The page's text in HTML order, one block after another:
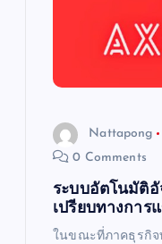
Nattapong
0 Comments
ระบบอัตโนมัติ
เปรียบทางการ
ในขณะที่ภาคธุรกิจ